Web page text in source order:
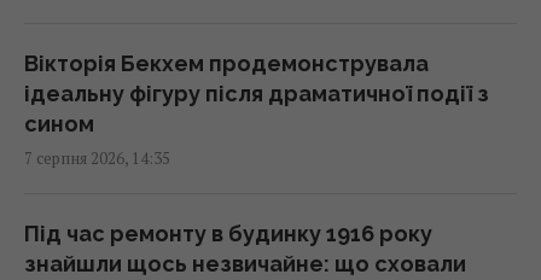
40-градусної спеки: зворушливе відео
14:00 п'ятниця, 07 серпня 2026
13:54 п'ятниця, 07 серпня 2026
Вікторія Бекхем продемонструвала
ідеальну фігуру після драматичної події з
сином
7 серпня 2026, 14:35
Під час ремонту в будинку 1916 року
знайшли щось незвичайне: що сховали